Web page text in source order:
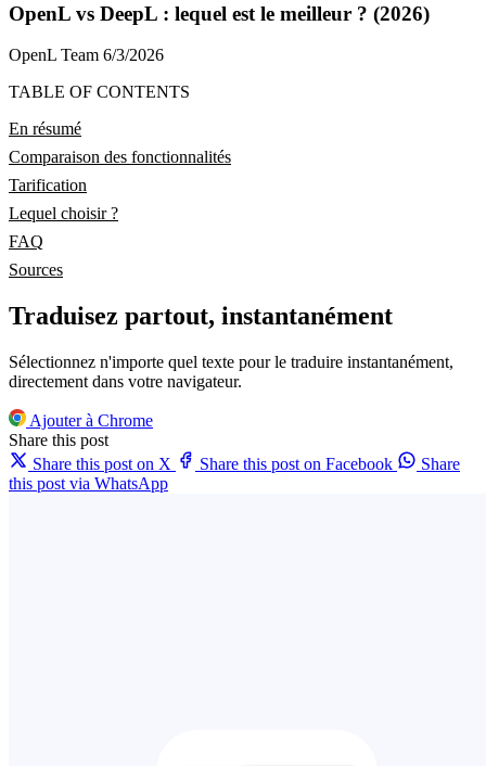
OpenL vs DeepL : lequel est le meilleur ? (2026)
OpenL Team 6/3/2026
TABLE OF CONTENTS
En résumé
Comparaison des fonctionnalités
Tarification
Lequel choisir ?
FAQ
Sources
Traduisez partout, instantanément
Sélectionnez n'importe quel texte pour le traduire instantanément,
directement dans votre navigateur.
Ajouter à Chrome
Share this post
Share this post on X
Share this post on Facebook
Share
this post via WhatsApp